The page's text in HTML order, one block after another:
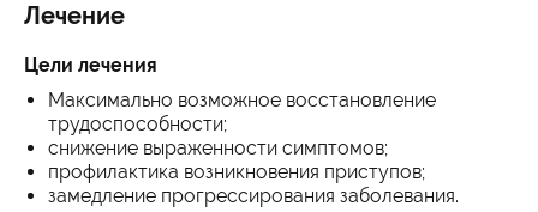
Лечение
Цели лечения
Максимально возможное восстановление
трудоспособности;
снижение выраженности симптомов;
профилактика возникновения приступов;
замедление прогрессирования заболевания.